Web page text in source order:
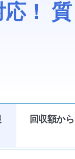
！ 質
回収額から